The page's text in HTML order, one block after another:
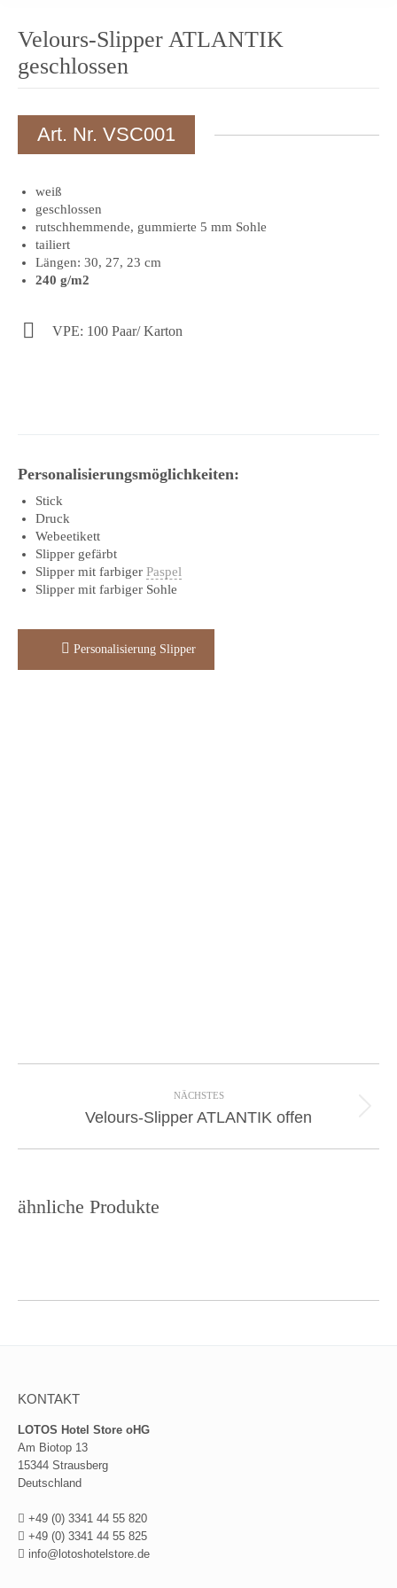
Velours-Slipper ATLANTIK
geschlossen
Art. Nr. VSC001
weiß
geschlossen
rutschhemmende, gummierte 5 mm Sohle
tailiert
Längen: 30, 27, 23 cm
240 g/m2
VPE: 100 Paar/ Karton
Personalisierungsmöglichkeiten:
Stick
Druck
Webeetikett
Slipper gefärbt
Slipper mit farbiger Paspel
Slipper mit farbiger Sohle
Personalisierung Slipper
NÄCHSTES
Next
Velours-Slipper ATLANTIK offen
ähnliche Produkte
KONTAKT
LOTOS Hotel Store oHG
Am Biotop 13
15344 Strausberg
Deutschland
+49 (0) 3341 44 55 820
+49 (0) 3341 44 55 825
info@lotoshotelstore.de